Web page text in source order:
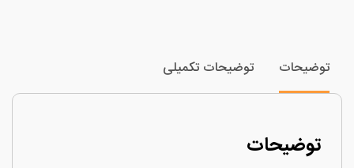
توضیحات تکمیلی
توضیحات